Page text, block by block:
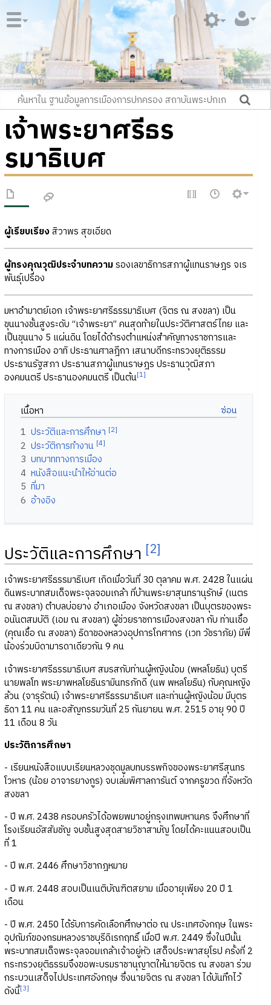
เจ้าพระยาศรีธร
รมาธิเบศ
ผู้เรียบเรียงสิวาพร สุขเอียด
ผู้ทรงคุณวุฒิประจำบทความรองเลขาธิการสภาผู้แทนราษฎร จเร
พันธุ์เปรื่อง
มหาอำมาตย์เอก เจ้าพระยาศรีธรรมาธิเบศ (จิตร ณ สงขลา) เป็น
ขุนนางชั้นสูงระดับ “เจ้าพระยา” คนสุดท้ายในประวัติศาสตร์ไทย และ
เป็นขุนนาง 5 แผ่นดิน โดยได้ดำรงตำแหน่งสำคัญทางราชการและ
ทางการเมือง อาทิ ประธานศาลฎีกา เสนาบดีกระทรวงยุติธรรม
ประธานรัฐสภา ประธานสภาผู้แทนราษฎร ประธานวุฒิสภา
องคมนตรี ประธานองคมนตรี เป็นต้น[1]
เนื้อหา
1 ประวัติและการศึกษา [2]
2 ประวัติการทำงาน [4]
3 บทบาททางการเมือง
4 หนังสือแนะนำให้อ่านต่อ
5 ที่มา
6 อ้างอิง
ประวัติและการศึกษา [2]
เจ้าพระยาศรีธรรมาธิเบศ เกิดเมื่อวันที่ 30 ตุลาคม พ.ศ. 2428 ในแผ่น
ดินพระบาทสมเด็จพระจุลจอมเกล้า ที่บ้านพระยาสุนทรานุรักษ์ (เนตร
ณ สงขลา) ตำบลบ่อยาง อำเภอเมือง จังหวัดสงขลา เป็นบุตรของพระ
อนันตสมบัติ (เอม ณ สงขลา) ผู้ช่วยราชการเมืองสงขลา กับ ท่านเชื้อ
(คุณเชื้อ ณ สงขลา) ธิดาของหลวงอุปการโกศากร (เวท วัชราภัย) มีพี่
น้องร่วมบิดามารดาเดียวกัน 9 คน
เจ้าพระยาศรีธรรมาธิเบศ สมรสกับท่านผู้หญิงน้อม (พหลโยธิน) บุตรี
นายพลโท พระยาพหลโยธินรามินทรภักดี (นพ พหลโยธิน) กับคุณหญิง
ล้วน (จารุรัตน์) เจ้าพระยาศรีธรรมาธิเบศ และท่านผู้หญิงน้อม มีบุตร
ธิดา 11 คน และอสัญกรรมวันที่ 25 กันยายน พ.ศ. 2515 อายุ 90 ปี
11 เดือน 8 วัน
ประวัติการศึกษา
- เรียนหนังสือแบบเรียนหลวงชุดมูลบทบรรพกิจของพระยาศรีสุนทร
โวหาร (น้อย อาจารยางกูร) จบเล่มพิศาลการันต์ จากครูขวด ที่จังหวัด
สงขลา
- ปี พ.ศ. 2438 ครอบครัวได้อพยพมาอยู่กรุงเทพมหานคร จึงศึกษาที่
โรงเรียนอัสสัมชัญ จบชั้นสูงสุดสายวิชาสามัญ โดยได้คะแนนสอบเป็น
ที่ 1
- ปี พ.ศ. 2446 ศึกษาวิชากฎหมาย
- ปี พ.ศ. 2448 สอบเป็นเนติบัณฑิตสยาม เมื่ออายุเพียง 20 ปี 1
เดือน
- ปี พ.ศ. 2450 ได้รับการคัดเลือกศึกษาต่อ ณ ประเทศอังกฤษ ในพระ
อุปถัมภ์ของกรมหลวงราชบุรีดิเรกฤทธิ์ เมื่อปี พ.ศ. 2449 ซึ่งในปีนั้น
พระบาทสมเด็จพระจุลจอมเกล้าเจ้าอยู่หัว เสด็จประพาสยุโรป ครั้งที่ 2
กระทรวงยุติธรรมจึงขอพะบรมราชานุญาตให้นายจิตร ณ สงขลา ร่วม
กระบวนเสด็จไปประเทศอังกฤษ ซึ่งนายจิตร ณ สงขลา ได้บันทึกไว้
ดังนี้[3]